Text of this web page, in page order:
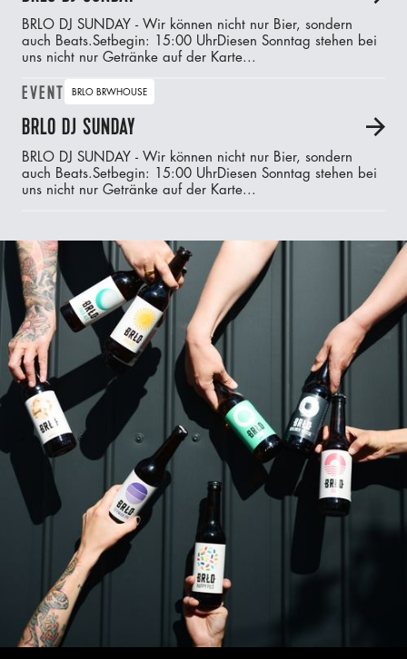
BRLO DJ SUNDAY - Wir können nicht nur Bier, sondern
auch Beats.‍Setbegin: 15:00 UhrDiesen Sonntag stehen bei
uns nicht nur Getränke auf der Karte...
EVENT BRLO BRWHOUSE
BRLO DJ SUNDAY A
BRLO DJ SUNDAY - Wir können nicht nur Bier, sondern
auch Beats.‍Setbegin: 15:00 UhrDiesen Sonntag stehen bei
uns nicht nur Getränke auf der Karte...